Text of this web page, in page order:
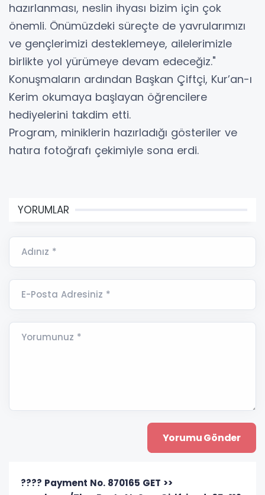
hazırlanması, neslin ihyası bizim için çok
önemli. Önümüzdeki süreçte de yavrularımızı
ve gençlerimizi desteklemeye, ailelerimizle
birlikte yol yürümeye devam edeceğiz."
Konuşmaların ardından Başkan Çiftçi, Kur’an-ı
Kerim okumaya başlayan öğrencilere
hediyelerini takdim etti.
Program, miniklerin hazırladığı gösteriler ve
hatıra fotoğrafı çekimiyle sona erdi.
YORUMLAR
Adınız *
E-Posta Adresiniz *
Yorumunuz *
???? Payment No. 870165 GET >>